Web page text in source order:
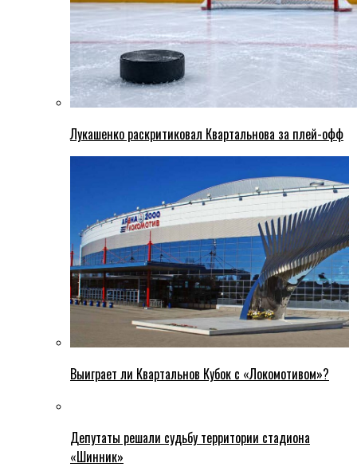
Лукашенко раскритиковал Квартальнова за плей-офф
Выиграет ли Квартальнов Кубок с «Локомотивом»?
Депутаты решали судьбу территории стадиона
«Шинник»